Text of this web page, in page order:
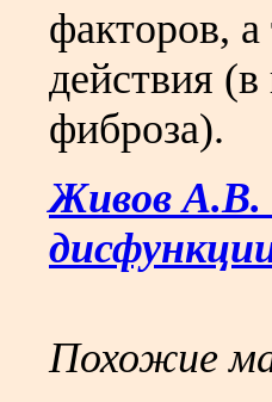
факторов, а
действия (в
фиброза).
Живов А.В.
Похожие